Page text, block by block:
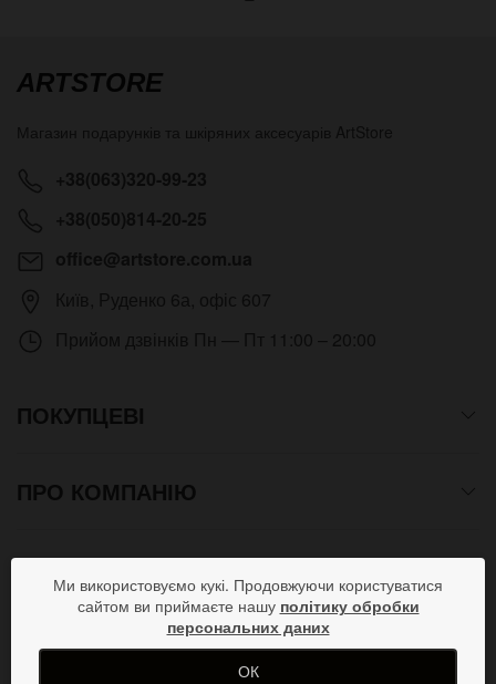
ARTSTORE
ПОКУПЦЕВІ
ПРО КОМПАНІЮ
СПОСОБИ ОПЛАТИ
ПРИЄДНУЙСЯ В СОЦМЕРЕЖАХ
Ми використовуємо кукі. Продовжуючи користуватися
сайтом ви приймаєте нашу політику обробки
персональних даних
ОК